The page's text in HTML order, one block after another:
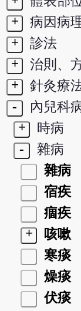
+
病因病
+
診法
+
治則、
+
針灸療
-
內兒科
+
時病
-
雜病
雜病
宿疾
痼疾
+
咳嗽
寒痰
燥痰
伏痰